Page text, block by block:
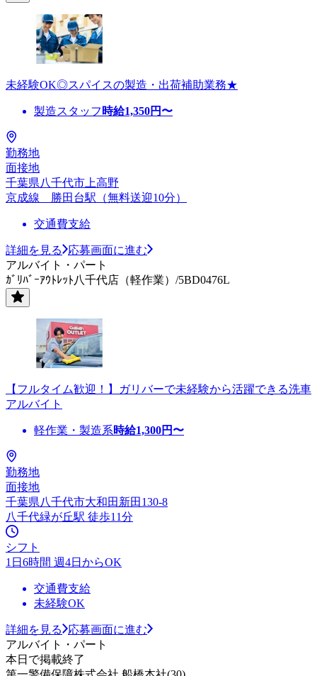
未経験OK◎スパイスの製造・出荷補助業務★
製造スタッフ 時給1,350円〜
勤務地
面接地
千葉県八千代市上高野
京成線 勝田台駅（無料送迎10分）
交通費支給
詳細を見る
応募画面に進む
アルバイト・パート
ｶﾞﾘﾊﾞｰｱｳﾄﾚｯﾄ八千代店（軽作業）/5BD0476L
【フルタイム歓迎！】ガリバーで未経験から活躍できる洗車
アルバイト
軽作業・製造系時給1,300円〜
勤務地
面接地
千葉県八千代市大和田新田130-8
八千代緑が丘駅 徒歩11分
シフト
1日6時間 週4日からOK
交通費支給
未経験OK
詳細を見る
応募画面に進む
アルバイト・パート
本日で掲載終了